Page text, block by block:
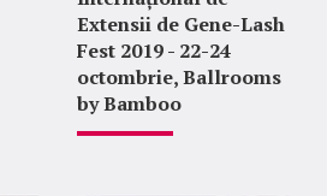
Extensii de Gene-Lash
Fest 2019 - 22-24
octombrie, Ballrooms
by Bamboo